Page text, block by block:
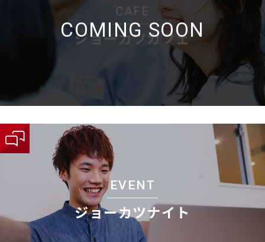
CAFE
ジョーカツカフェ
COMING SOON
EVENT
ジョーカツナイト